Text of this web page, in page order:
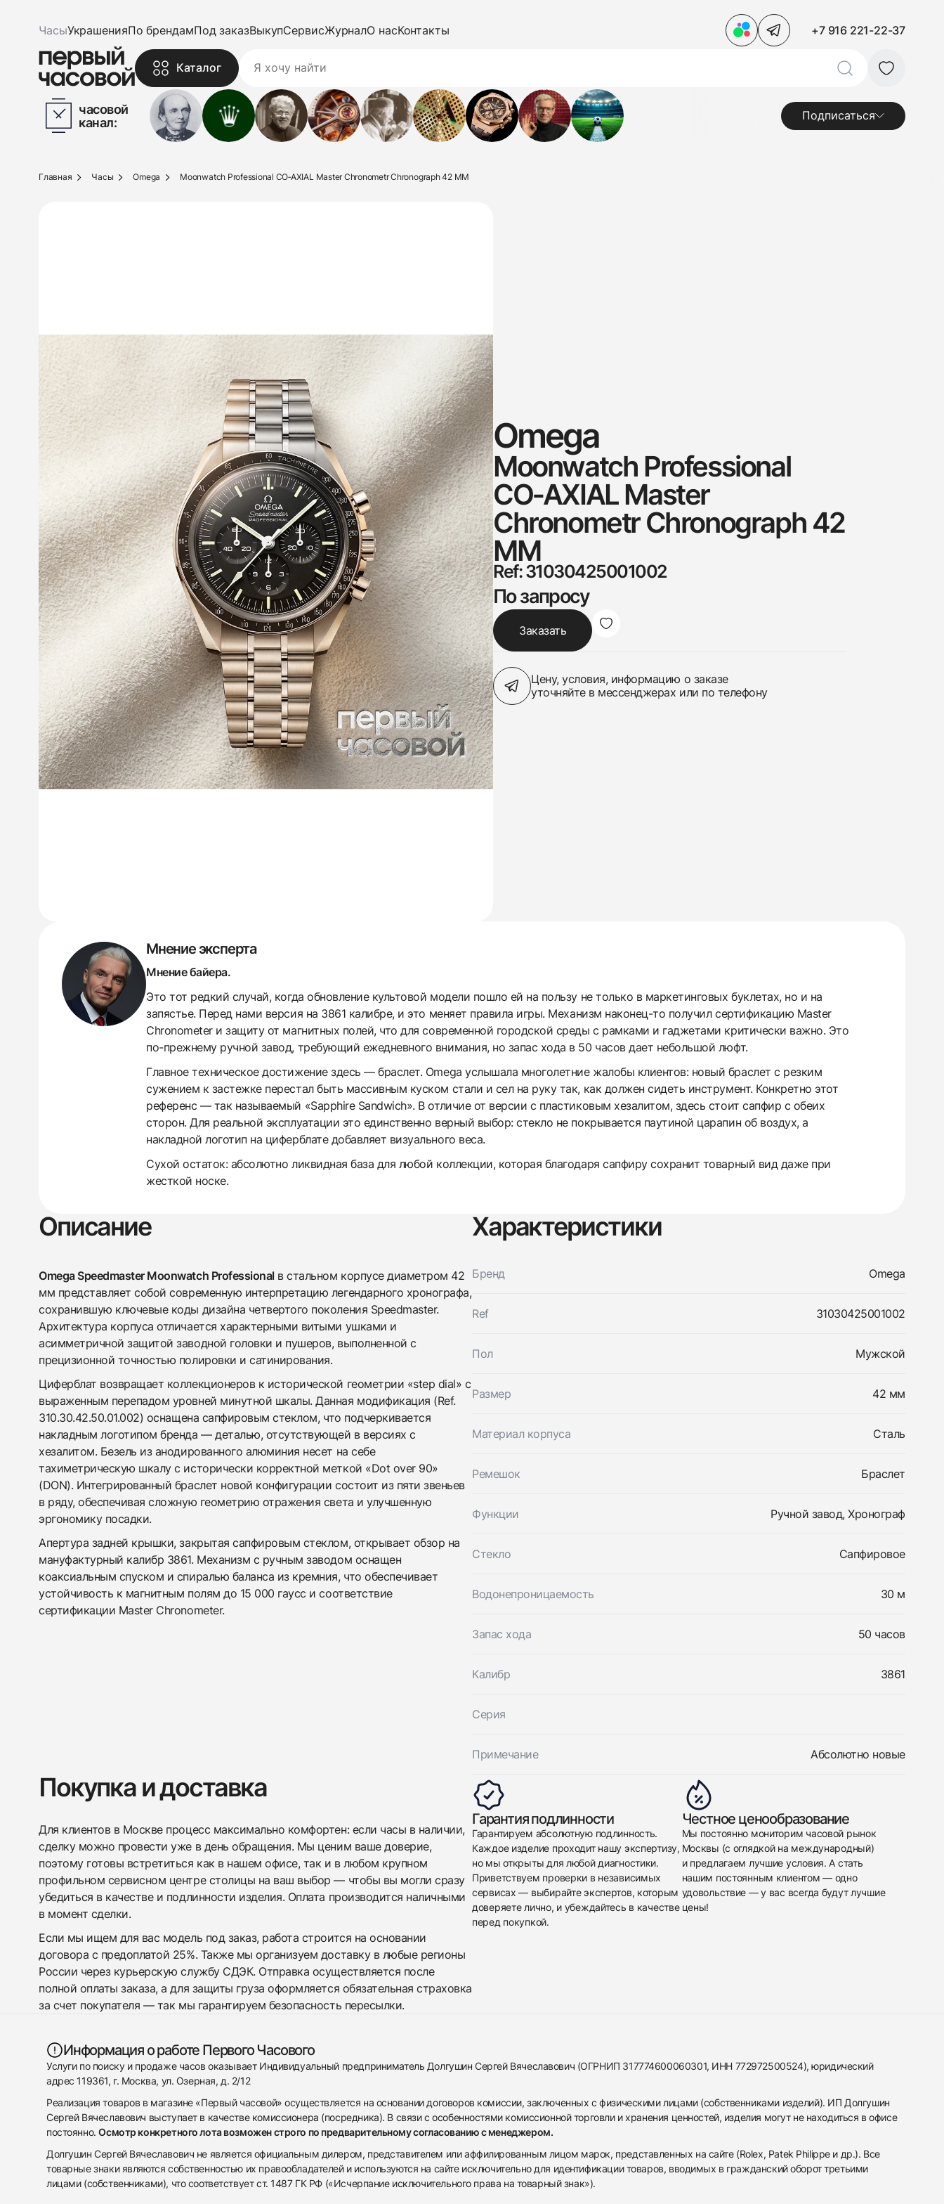
ЧасыУкрашенияПо брендамПод заказВыкупСервисЖурналО насКонтакты +7 916 221-22-37
Каталог
часовой
канал:
Подписаться
Главная Часы Omega Moonwatch Professional CO‑AXIAL Master Chronometr Chronograph 42 MM
Omega
Moonwatch Professional
CO‑AXIAL Master
Chronometr Chronograph 42
MM
Ref: 31030425001002
По запросу
Заказать
Цену, условия, информацию о заказе
уточняйте в мессенджерах или по телефону
Мнение эксперта
Мнение байера.
Это тот редкий случай, когда обновление культовой модели пошло ей на пользу не только в маркетинговых буклетах, но и на
запястье. Перед нами версия на 3861 калибре, и это меняет правила игры. Механизм наконец-то получил сертификацию Master
Chronometer и защиту от магнитных полей, что для современной городской среды с рамками и гаджетами критически важно. Это
по-прежнему ручной завод, требующий ежедневного внимания, но запас хода в 50 часов дает небольшой люфт.
Главное техническое достижение здесь — браслет. Omega услышала многолетние жалобы клиентов: новый браслет с резким
сужением к застежке перестал быть массивным куском стали и сел на руку так, как должен сидеть инструмент. Конкретно этот
референс — так называемый «Sapphire Sandwich». В отличие от версии с пластиковым хезалитом, здесь стоит сапфир с обеих
сторон. Для реальной эксплуатации это единственно верный выбор: стекло не покрывается паутиной царапин об воздух, а
накладной логотип на циферблате добавляет визуального веса.
Сухой остаток: абсолютно ликвидная база для любой коллекции, которая благодаря сапфиру сохранит товарный вид даже при
жесткой носке.
Описание
Omega Speedmaster Moonwatch Professionalв стальном корпусе диаметром 42
мм представляет собой современную интерпретацию легендарного хронографа,
сохранившую ключевые коды дизайна четвертого поколения Speedmaster.
Архитектура корпуса отличается характерными витыми ушками и
асимметричной защитой заводной головки и пушеров, выполненной с
прецизионной точностью полировки и сатинирования.
Циферблат возвращает коллекционеров к исторической геометрии «step dial» с
выраженным перепадом уровней минутной шкалы. Данная модификация (Ref.
310.30.42.50.01.002) оснащена сапфировым стеклом, что подчеркивается
накладным логотипом бренда — деталью, отсутствующей в версиях с
хезалитом. Безель из анодированного алюминия несет на себе
тахиметрическую шкалу с исторически корректной меткой «Dot over 90»
(DON). Интегрированный браслет новой конфигурации состоит из пяти звеньев
в ряду, обеспечивая сложную геометрию отражения света и улучшенную
эргономику посадки.
Апертура задней крышки, закрытая сапфировым стеклом, открывает обзор на
мануфактурный калибр 3861. Механизм с ручным заводом оснащен
коаксиальным спуском и спиралью баланса из кремния, что обеспечивает
устойчивость к магнитным полям до 15 000 гаусс и соответствие
сертификации Master Chronometer.
Характеристики
Бренд Omega
Ref 31030425001002
Пол Мужской
Размер 42 мм
Материал корпуса Сталь
Ремешок Браслет
Функции Ручной завод, Хронограф
Стекло Сапфировое
Водонепроницаемость 30 м
Запас хода 50 часов
Калибр 3861
Серия
Примечание Абсолютно новые
Покупка и доставка
Для клиентов в Москве процесс максимально комфортен: если часы в наличии,
сделку можно провести уже в день обращения. Мы ценим ваше доверие,
поэтому готовы встретиться как в нашем офисе, так и в любом крупном
профильном сервисном центре столицы на ваш выбор — чтобы вы могли сразу
убедиться в качестве и подлинности изделия. Оплата производится наличными
в момент сделки.
Если мы ищем для вас модель под заказ, работа строится на основании
договора с предоплатой 25%. Также мы организуем доставку в любые регионы
России через курьерскую службу СДЭК. Отправка осуществляется после
полной оплаты заказа, а для защиты груза оформляется обязательная страховка
за счет покупателя — так мы гарантируем безопасность пересылки.
Гарантия подлинности
Гарантируем абсолютную подлинность.
Каждое изделие проходит нашу экспертизу,
но мы открыты для любой диагностики.
Приветствуем проверки в независимых
сервисах — выбирайте экспертов, которым
доверяете лично, и убеждайтесь в качестве
перед покупкой.
Честное ценообразование
Мы постоянно мониторим часовой рынок
Москвы (с оглядкой на международный)
и предлагаем лучшие условия. А стать
нашим постоянным клиентом — одно
удовольствие — у вас всегда будут лучшие
цены!
Информация о работе Первого Часового
Услуги по поиску и продаже часов оказывает Индивидуальный предприниматель Долгушин Сергей Вячеславович (ОГРНИП 317774600060301, ИНН 772972500524), юридический
адрес 119361, г. Москва, ул. Озерная, д. 2/12
Реализация товаров в магазине «Первый часовой» осуществляется на основании договоров комиссии, заключенных с физическими лицами (собственниками изделий). ИП Долгушин
Сергей Вячеславович выступает в качестве комиссионера (посредника). В связи с особенностями комиссионной торговли и хранения ценностей, изделия могут не находиться в офисе
постоянно.Осмотр конкретного лота возможен строго по предварительному согласованию с менеджером.
Долгушин Сергей Вячеславович не является официальным дилером, представителем или аффилированным лицом марок, представленных на сайте (Rolex, Patek Philippe и др.). Все
товарные знаки являются собственностью их правообладателей и используются на сайте исключительно для идентификации товаров, вводимых в гражданский оборот третьими
лицами (собственниками), что соответствует ст. 1487 ГК РФ («Исчерпание исключительного права на товарный знак»).
Заказать эти часы
вами
Omega
Moonwatch Professional CO‑AXIAL Master
Chronometr Chronograph 42 MM
НовыеКоробка + Документы
$7,750
Трейд-ин часов
Оставьте ваши контактные данные и мы свяжемся с
вами
Moonwatch Professional CO‑AXIAL Master
Chronometr Chronograph 42 MM
Новые Коробка + Документы
$7,750
Приложите фото ваших часов…